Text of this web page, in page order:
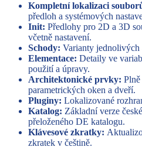
Kompletní lokalizaci
předloh a systémových
Init: Předlohy pro 2D a 3D
včetně nastavení.
Schody: Varianty jednolivých
Elementace: Detaily ve
použití a úpravy.
Architektonické prvky:
parametrických oken a dveří.
Pluginy: Lokalizované
Katalog: Základní verze
přeloženého DE katalogu.
Klávesové zkratky:
zkratek v češtině.